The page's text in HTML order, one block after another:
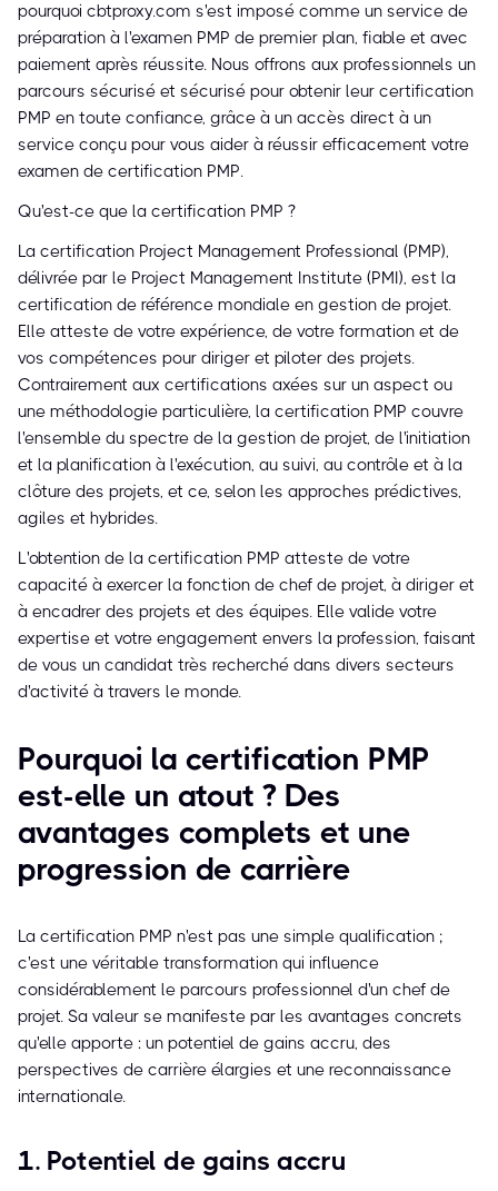
pourquoi cbtproxy.com s'est imposé comme un service de
préparation à l'examen PMP de premier plan, fiable et avec
paiement après réussite. Nous offrons aux professionnels un
parcours sécurisé et sécurisé pour obtenir leur certification
PMP en toute confiance, grâce à un accès direct à un
service conçu pour vous aider à réussir efficacement votre
examen de certification PMP.
Qu'est-ce que la certification PMP ?
La certification Project Management Professional (PMP),
délivrée par le Project Management Institute (PMI), est la
certification de référence mondiale en gestion de projet.
Elle atteste de votre expérience, de votre formation et de
vos compétences pour diriger et piloter des projets.
Contrairement aux certifications axées sur un aspect ou
une méthodologie particulière, la certification PMP couvre
l'ensemble du spectre de la gestion de projet, de l'initiation
et la planification à l'exécution, au suivi, au contrôle et à la
clôture des projets, et ce, selon les approches prédictives,
agiles et hybrides.
L'obtention de la certification PMP atteste de votre
capacité à exercer la fonction de chef de projet, à diriger et
à encadrer des projets et des équipes. Elle valide votre
expertise et votre engagement envers la profession, faisant
de vous un candidat très recherché dans divers secteurs
d'activité à travers le monde.
Pourquoi la certification PMP
est-elle un atout ? Des
avantages complets et une
progression de carrière
La certification PMP n'est pas une simple qualification ;
c'est une véritable transformation qui influence
considérablement le parcours professionnel d'un chef de
projet. Sa valeur se manifeste par les avantages concrets
qu'elle apporte : un potentiel de gains accru, des
perspectives de carrière élargies et une reconnaissance
internationale.
1. Potentiel de gains accru